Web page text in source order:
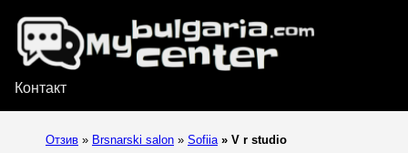
Контакт
Отзив » Brsnarski salon » Sofiia » V r studio